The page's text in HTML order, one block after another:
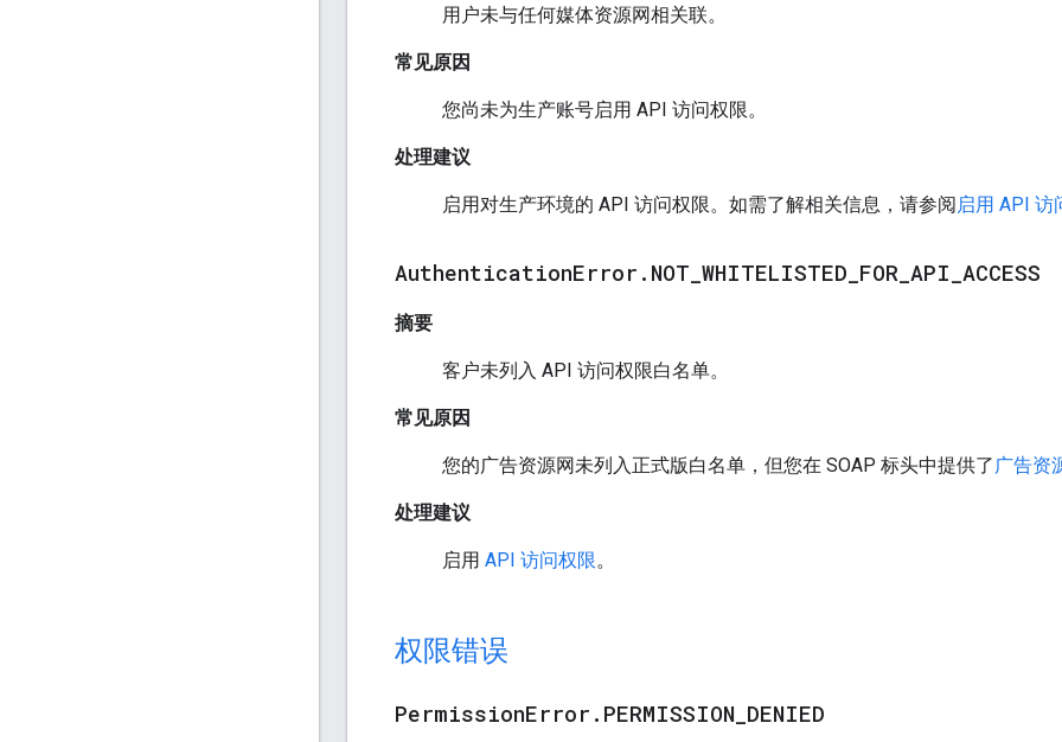
用户未与任何媒体资源网相关联。
常见原因
您尚未为生产账号启用 API 访问权限。
处理建议
启用对生产环境的 API 访问权限。如需了解相关信息，请参阅启用 API 访
AuthenticationError . NOT WHITELISTED FOR API ACCESS
摘要
客户未列入 API 访问权限白名单。
常见原因
您的广告资源网未列入正式版白名单，但您在 SOAP 标头中提供了广告资
处理建议
启用 API 访问权限。
权限错误
PermissionError . PERMISSION DENIED